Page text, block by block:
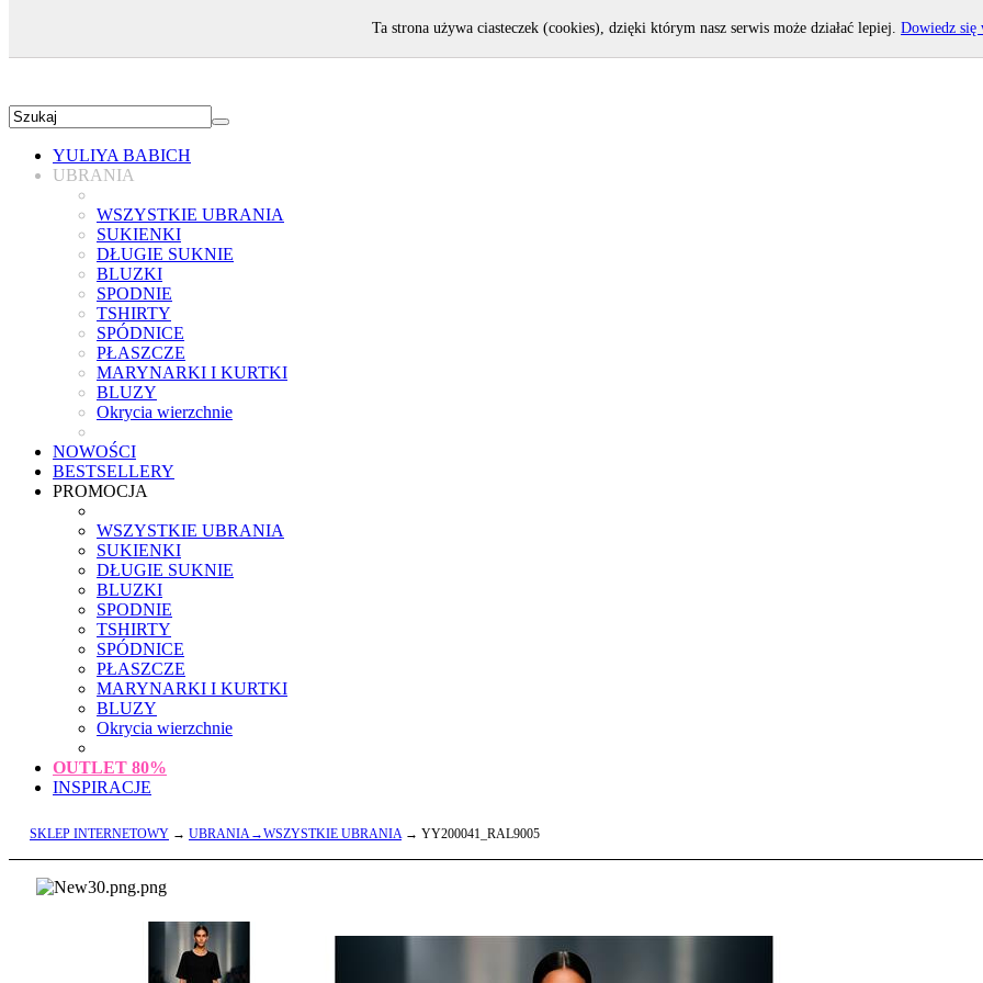
YULIYA BABICH
UBRANIA
WSZYSTKIE UBRANIA
SUKIENKI
DŁUGIE SUKNIE
BLUZKI
SPODNIE
TSHIRTY
SPÓDNICE
PŁASZCZE
MARYNARKI I KURTKI
BLUZY
Okrycia wierzchnie
NOWOŚCI
BESTSELLERY
PROMOCJA
WSZYSTKIE UBRANIA
SUKIENKI
DŁUGIE SUKNIE
BLUZKI
SPODNIE
TSHIRTY
SPÓDNICE
PŁASZCZE
MARYNARKI I KURTKI
BLUZY
Okrycia wierzchnie
OUTLET 80%
INSPIRACJE
SKLEP INTERNETOWY → UBRANIA→WSZYSTKIE UBRANIA→ YY200041_RAL9005
Ta strona używa ciasteczek (cookies), dzięki którym nasz serwis może działać lepiej. Dowiedz się